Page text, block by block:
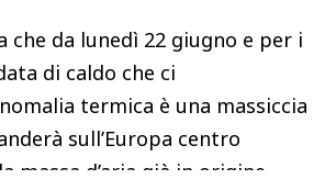
da lunedì 22 giugno e per i
di caldo che ci
termica è una massiccia
sull’Europa centro
massa d’aria già in origine